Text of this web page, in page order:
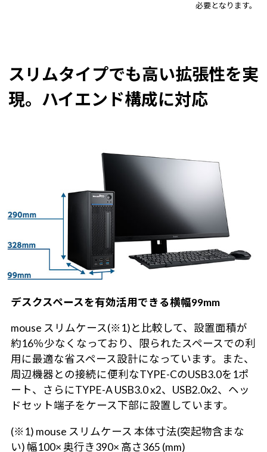
必要となります。
スリムタイプでも高い拡張性を実
現。ハイエンド構成に対応
デスクスペースを有効活用できる横幅99mm
mouse スリムケース(※1)と比較して、設置面積が
約16％少なくなっており、限られたスペースでの利
用に最適な省スペース設計になっています。また、
周辺機器との接続に便利なTYPE-CのUSB3.0を1ポ
ート、さらにTYPE-A USB3.0 x2、USB2.0x2、ヘッ
ドセット端子をケース下部に設置しています。
(※1) mouse スリムケース 本体寸法(突起物含まな
い) 幅100× 奥行き390× 高さ365 (mm)